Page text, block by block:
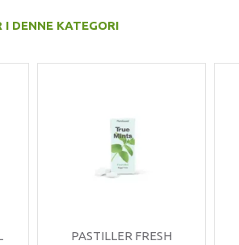
DENNE KATEGORI
PASTILLER FRESH